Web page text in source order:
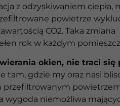
z odzyskiwaniem ciepła,
powietrze
CO2. Taka zmiana
rok w każdym
okien, nie traci się
tam, gdzie my oraz nasi
przefiltrowanym
wygoda niemożliwa